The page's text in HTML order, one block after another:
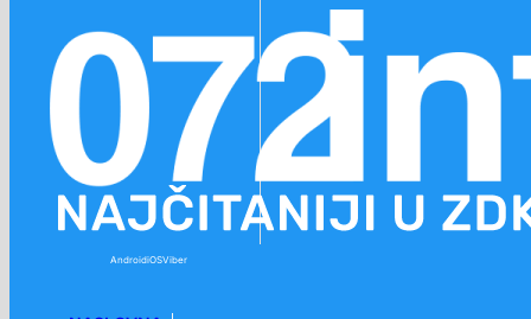
AndroidiOSViber